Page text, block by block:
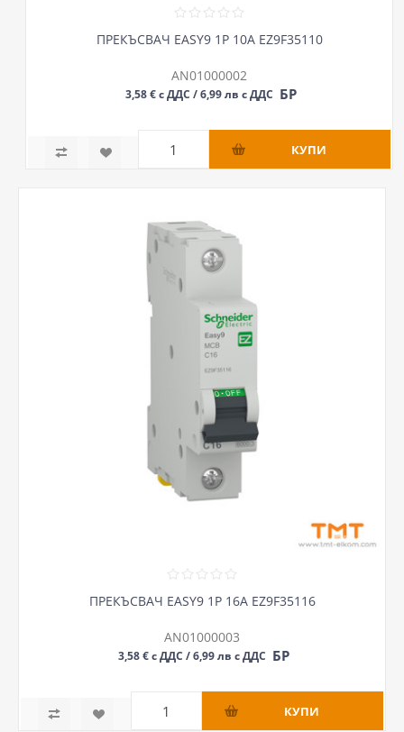
ПРЕКЪСВАЧ EASY9 1P 10А EZ9F35110
AN01000002
3,58 € с ДДС / 6,99 лв с ДДС БР
ПРЕКЪСВАЧ EASY9 1P 16А EZ9F35116
AN01000003
3,58 € с ДДС / 6,99 лв с ДДС БР